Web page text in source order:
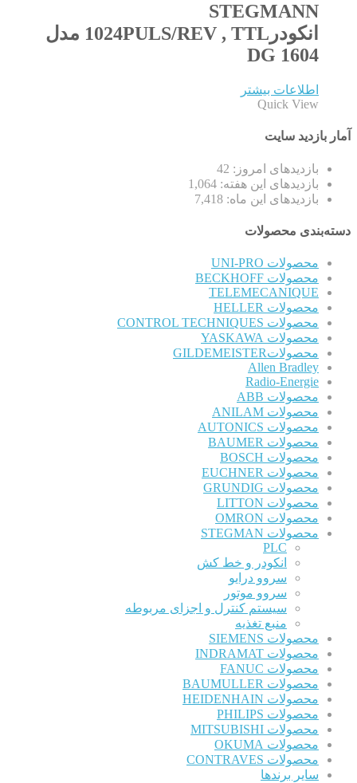
STEGMANN
انکودر1024PULS/REV , TTL مدل
DG 1604
اطلاعات بیشتر
Quick View
آمار بازدید سایت
بازدیدهای امروز: 42
بازدیدهای این هفته: 1,064
بازدیدهای این ماه: 7,418
دسته‌بندی محصولات
محصولات UNI-PRO
محصولات BECKHOFF
TELEMECANIQUE
محصولات HELLER
محصولات CONTROL TECHNIQUES
محصولات YASKAWA
محصولاتGILDEMEISTER
Allen Bradley
Radio-Energie
محصولات ABB
محصولات ANILAM
محصولات AUTONICS
محصولات BAUMER
محصولات BOSCH
محصولات EUCHNER
محصولات GRUNDIG
محصولات LITTON
محصولات OMRON
محصولات STEGMAN
PLC
انکودر و خط کش
سروو درایو
سروو موتور
سیستم کنترل و اجزای مربوطه
منبع تغذیه
محصولات SIEMENS
محصولات INDRAMAT
محصولات FANUC
محصولات BAUMULLER
محصولات HEIDENHAIN
محصولات PHILIPS
محصولات MITSUBISHI
محصولات OKUMA
محصولات CONTRAVES
سایر برندها